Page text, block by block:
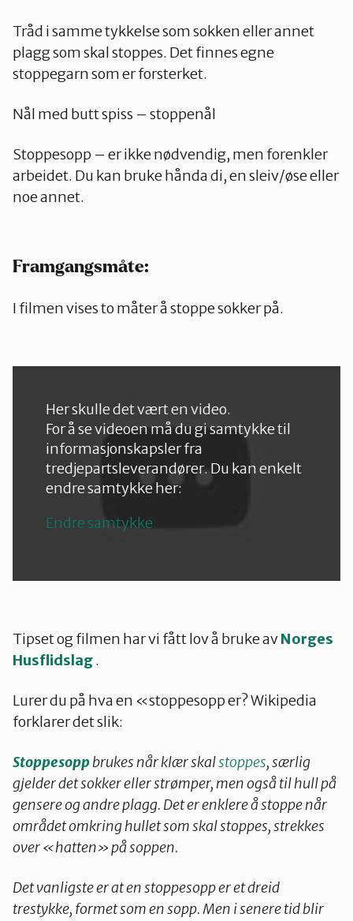
Tråd i samme tykkelse som sokken eller annet
plagg som skal stoppes. Det finnes egne
stoppegarn som er forsterket.
Nål med butt spiss – stoppenål
Stoppesopp – er ikke nødvendig, men forenkler
arbeidet. Du kan bruke hånda di, en sleiv/øse eller
noe annet.
Framgangsmåte:
I filmen vises to måter å stoppe sokker på.
Her skulle det vært en video.
For å se videoen må du gi samtykke til
informasjonskapsler fra
tredjepartsleverandører. Du kan enkelt
endre samtykke her:
Endre samtykke
Tipset og filmen har vi fått lov å bruke avNorges
Husflidslag.
Lurer du på hva en «stoppesopp er? Wikipedia
forklarer det slik:
Stoppesoppbrukes når klær skalstoppes, særlig
gjelder det sokker eller strømper, men også til hull på
gensere og andre plagg. Det er enklere å stoppe når
området omkring hullet som skal stoppes, strekkes
over «hatten» på soppen.
Det vanligste er at en stoppesopp er et dreid
trestykke, formet som en sopp. Men i senere tid blir